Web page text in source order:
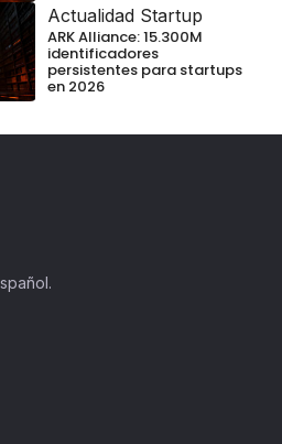
Actualidad Startup
ARK Alliance: 15.300M
identificadores
persistentes para startups
en 2026